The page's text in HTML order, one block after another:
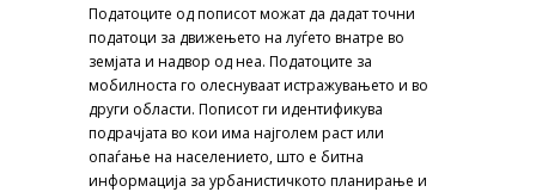
Податоците од пописот можат да дадат точни
податоци за движењето на луѓето внатре во
земјата и надвор од неа. Податоците за
мобилноста го олеснуваат истражувањето и во
други области. Пописот ги идентификува
подрачјата во кои има најголем раст или
опаѓање на населението, што е битна
информација за урбанистичкото планирање и